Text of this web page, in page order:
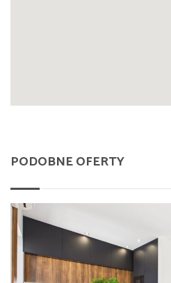
PODOBNE OFERTY